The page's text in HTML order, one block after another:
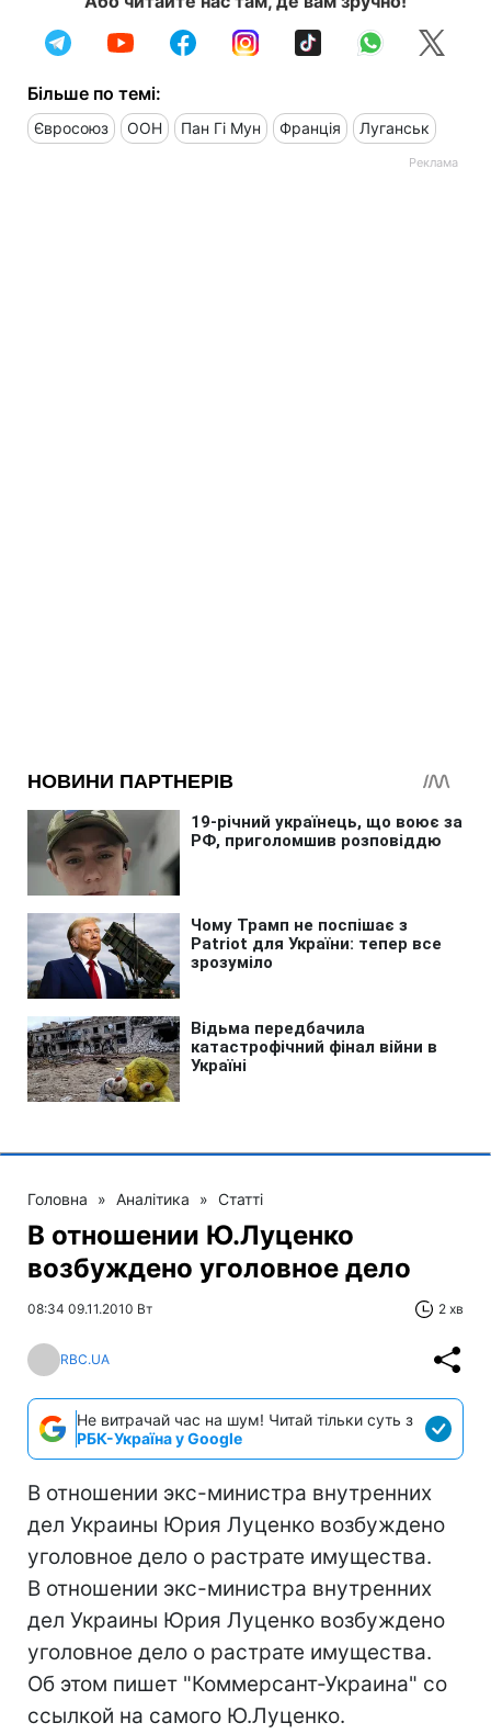
Більше по темі:
Євросоюз ООН Пан Гі Мун Франція Луганськ
Головна » Аналітика » Статті
В отношении Ю.Луценко
возбуждено уголовное дело
08:34 09.11.2010 Вт 2 хв
RBC.UA
Не витрачай час на шум! Читай тільки суть з
РБК-Україна у Google
В отношении экс-министра внутренних
дел Украины Юрия Луценко возбуждено
уголовное дело о растрате имущества.
В отношении экс-министра внутренних
дел Украины Юрия Луценко возбуждено
уголовное дело о растрате имущества.
Об этом пишет "Коммерсант-Украина" со
ссылкой на самого Ю.Луценко.